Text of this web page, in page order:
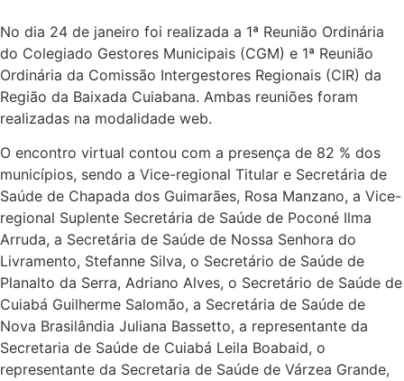
No dia 24 de janeiro foi realizada a 1ª Reunião Ordinária
do Colegiado Gestores Municipais (CGM) e 1ª Reunião
Ordinária da Comissão Intergestores Regionais (CIR) da
Região da Baixada Cuiabana. Ambas reuniões foram
realizadas na modalidade web.
O encontro virtual contou com a presença de 82 % dos
municípios, sendo a Vice-regional Titular e Secretária de
Saúde de Chapada dos Guimarães, Rosa Manzano, a Vice-
regional Suplente Secretária de Saúde de Poconé Ilma
Arruda, a Secretária de Saúde de Nossa Senhora do
Livramento, Stefanne Silva, o Secretário de Saúde de
Planalto da Serra, Adriano Alves, o Secretário de Saúde de
Cuiabá Guilherme Salomão, a Secretária de Saúde de
Nova Brasilândia Juliana Bassetto, a representante da
Secretaria de Saúde de Cuiabá Leila Boabaid, o
representante da Secretaria de Saúde de Várzea Grande,